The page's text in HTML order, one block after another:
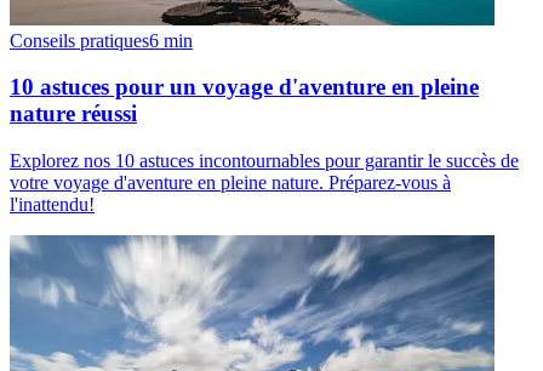
Conseils pratiques6 min
10 astuces pour un voyage d'aventure en pleine
nature réussi
Explorez nos 10 astuces incontournables pour garantir le succès de
votre voyage d'aventure en pleine nature. Préparez-vous à
l'inattendu!